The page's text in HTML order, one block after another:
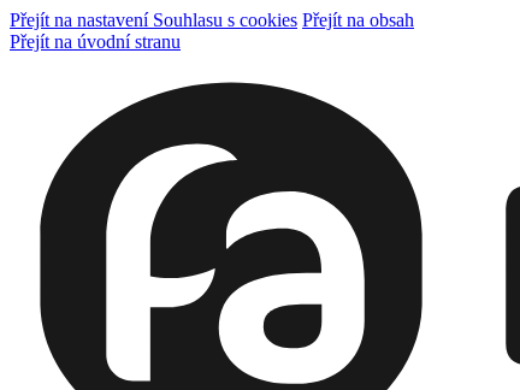
Přejít na nastavení Souhlasu s cookies Přejít na obsah
Přejít na úvodní stranu